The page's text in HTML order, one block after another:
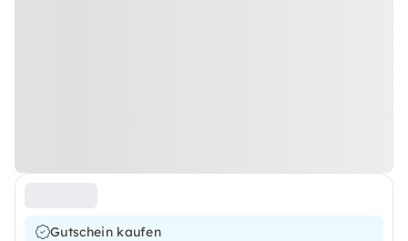
Gutschein kaufen